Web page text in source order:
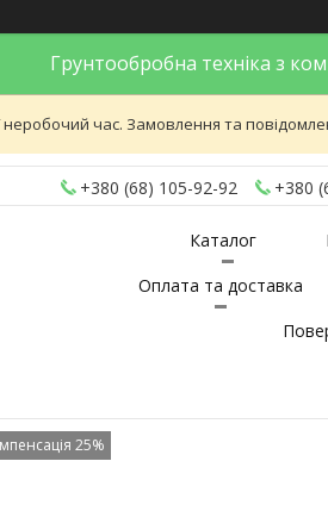
Грунтообробна техніка з
неробочий час. Замовлення та
+380 (68) 105-92-92 +380
Каталог
Оплата та доставка
25%